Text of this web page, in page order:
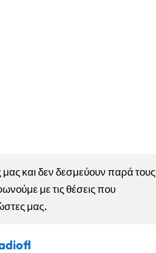
και δεν δεσμεύουν παρά τους
με τις θέσεις που
μας.